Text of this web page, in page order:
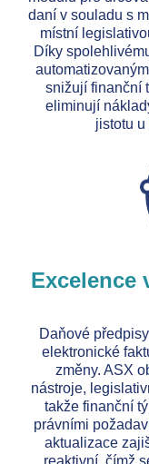
daní v souladu s
místní
Díky
snižují finanční
eliminují
jistotu
Excelence
Daňové
elektronické
změny. ASX
nástroje,
takže finanční
právními
aktualizace
reaktivní, čímž